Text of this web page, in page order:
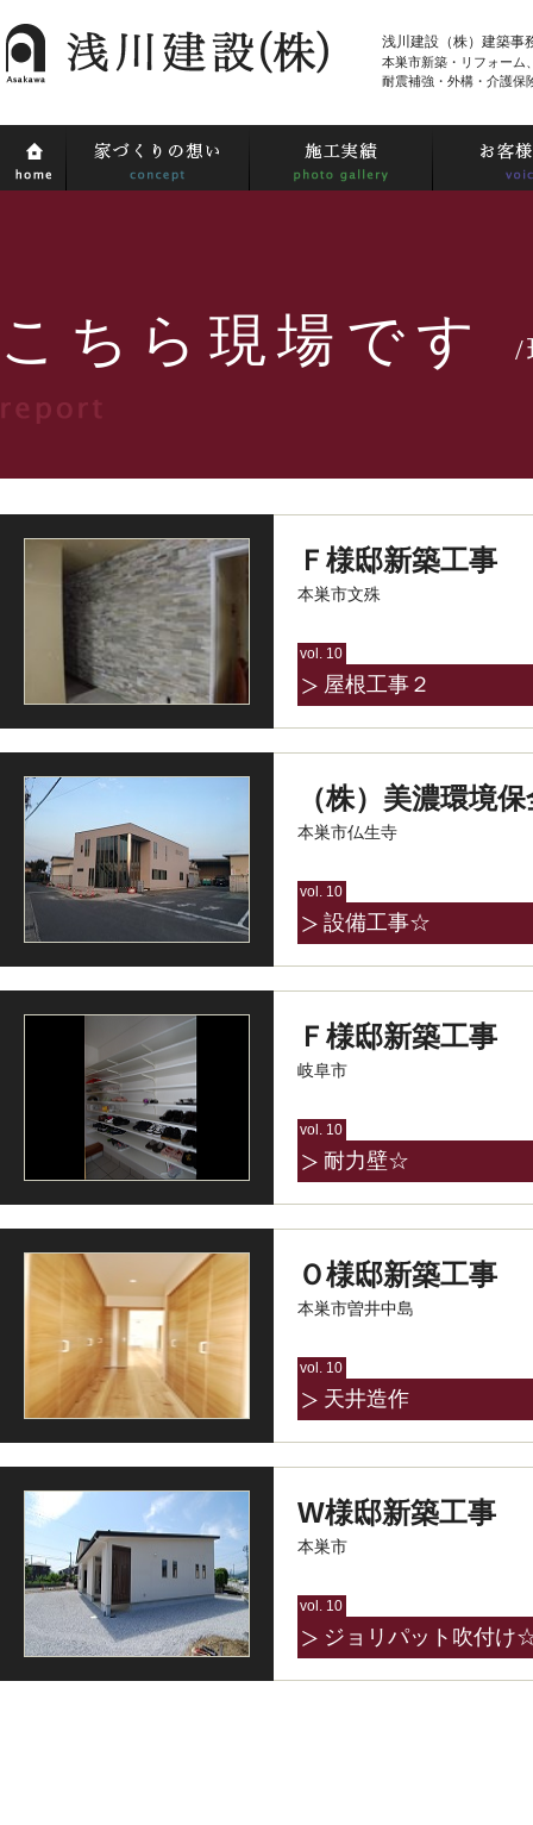
浅川建設（株）建築事
本巣市新築・リフォーム
耐震補強・外構・介護保
こちら現場です /
Ｆ様邸新築工事
本巣市文殊
vol. 10
屋根工事２
（株）美濃環境
本巣市仏生寺
vol. 10
設備工事☆
Ｆ様邸新築工事
岐阜市
vol. 10
耐力壁☆
Ｏ様邸新築工事
本巣市曽井中島
vol. 10
天井造作
W様邸新築工事
本巣市
vol. 10
ジョリパット吹付け